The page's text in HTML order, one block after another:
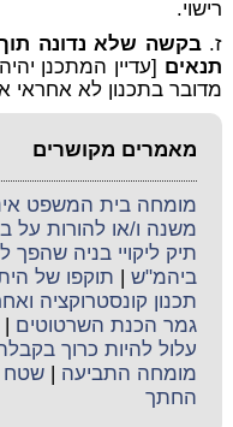
רישוי.
ז.
תנאים [עדיין המתכנן
מדובר בתכנון לא אחראי
מאמרים מקושרים
מומחה בית המשפט
משנה ו/או להורות על
תיק ליקויי בניה
ביהמ"ש
תוקפו של
תכנון קונסטרוקציה
גמר הכנת השרטוטים
עלול להיות כרוך
מומחה התביעה |שטח
החתך